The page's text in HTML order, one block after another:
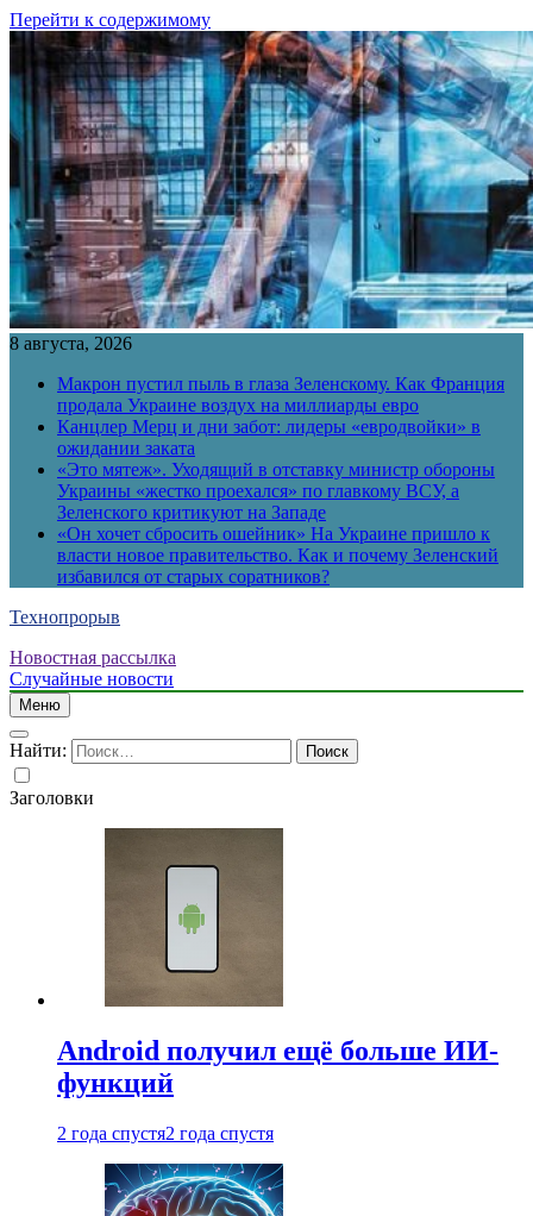
Перейти к содержимому
8 августа, 2026
Макрон пустил пыль в глаза Зеленскому. Как Франция
продала Украине воздух на миллиарды евро
Канцлер Мерц и дни забот: лидеры «евродвойки» в
ожидании заката
«Это мятеж». Уходящий в отставку министр обороны
Украины «жестко проехался» по главкому ВСУ, а
Зеленского критикуют на Западе
«Он хочет сбросить ошейник» На Украине пришло к
власти новое правительство. Как и почему Зеленский
избавился от старых соратников?
Технопрорыв
Новостная рассылка
Случайные новости
Меню
Найти:
Заголовки
Android получил ещё больше ИИ-
функций
2 года спустя2 года спустя